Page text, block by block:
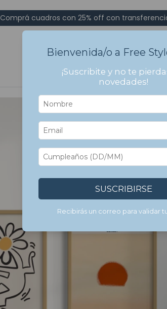
Comprá cuadros con 25% off con
Bienvenida/o a Free
¡Suscribite y no te
novedades!
SUSCRIBIRSE
Recibirás un correo para validar